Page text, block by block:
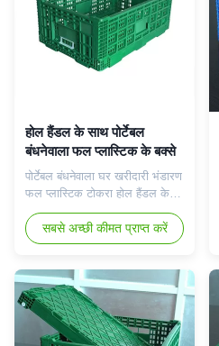
होल हैंडल के साथ पोर्टेबल
बंधनेवाला फल प्लास्टिक के बक्से
पोर्टेबल बंधनेवाला घर खरीदारी भंडारण
फल प्लास्टिक टोकरा होल हैंडल के
साथ उत्पाद वर्णन: यदि आपके पास
एक सुविधा स्टोर, सुपरमार्केट, सब्जी
और फलों की दुकान आदि है, तो ये
फल और सब्जी भंडारण + परिवहन के
लिए एक कंटेनर है।इसमें 40L और
मेश डिज़ाइन की बड़ी क्षमता है।इसे
बिना ...
सबसे अच्छी कीमत प्राप्त करें